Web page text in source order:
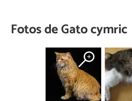
Fotos de Gato cymric